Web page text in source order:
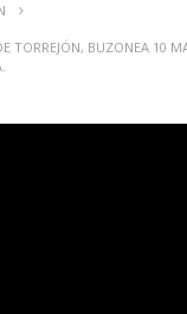
TORREJÓN, BUZONEA 10